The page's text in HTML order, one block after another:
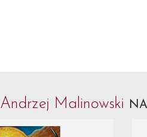
Andrzej Malinowski